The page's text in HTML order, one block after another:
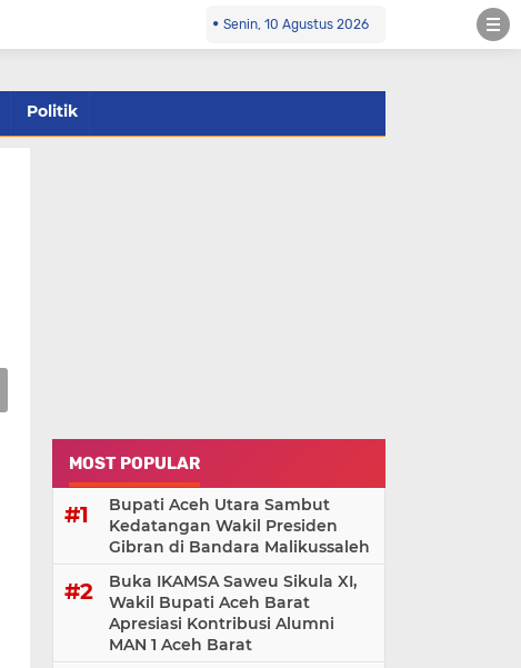
Senin, 10 Agustus 2026
Politik
MOST POPULAR
Bupati Aceh Utara Sambut
Kedatangan Wakil Presiden
Gibran di Bandara Malikussaleh
Buka IKAMSA Saweu Sikula XI,
Wakil Bupati Aceh Barat
Apresiasi Kontribusi Alumni
MAN 1 Aceh Barat